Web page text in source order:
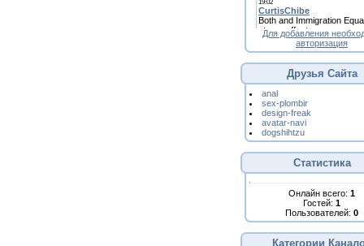
Для добавления
авторизация
Друзья Сайта
anal
sex-plombir
design-freak
avatar-navi
dogshihtzu
Статистика
Онлайн всего: 1
Гостей: 1
Пользователей: 0
Категории